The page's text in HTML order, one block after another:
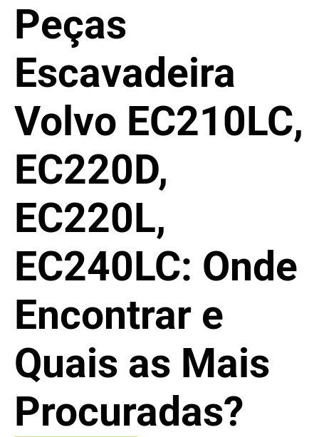
Peças
Escavadeira
Volvo EC210LC,
EC220D,
EC220L,
EC240LC: Onde
Encontrar e
Quais as Mais
Procuradas?